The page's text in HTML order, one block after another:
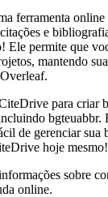
ferramenta online
e
Ele permite que
mantendo
para criar
bgteuabbr.
de gerenciar sua
hoje mesmo!
sobre
online.